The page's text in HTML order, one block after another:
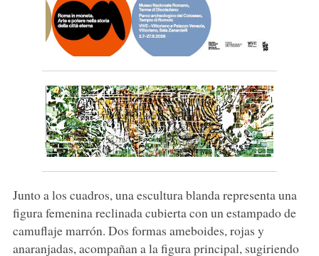
Junto a los cuadros, una escultura blanda representa una
figura femenina reclinada cubierta con un estampado de
camuflaje marrón. Dos formas ameboides, rojas y
anaranjadas, acompañan a la figura principal, sugiriendo